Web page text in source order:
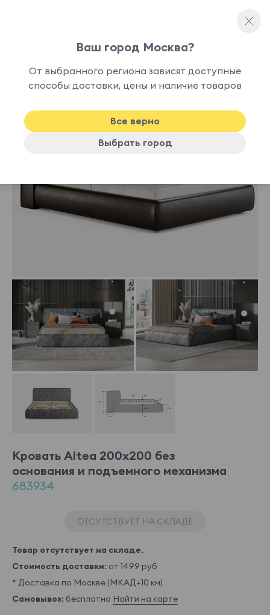
наличии
Кровать Altea 200x200 без
основания и подъемного механизма
683934
ОТСУТСТВУЕТ НА СКЛАДЕ
Товар отсутствует на складе.
Стоимость доставки: от 1499 руб
* Доставка по Москве (МКАД+10 км)
Самовывоз: бесплатно Найти на карте
Ваш город Москва?
От выбранного региона зависят доступные
способы доставки, цены и наличие товаров
Все верно
Выбрать город